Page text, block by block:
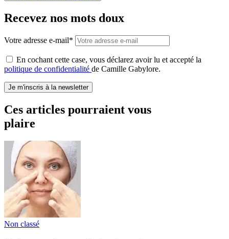
Recevez nos mots doux
Votre adresse e-mail*
En cochant cette case, vous déclarez avoir lu et accepté la
politique de confidentialité de Camille Gabylore.
Je m'inscris à la newsletter
Ces articles pourraient vous
plaire
Non classé